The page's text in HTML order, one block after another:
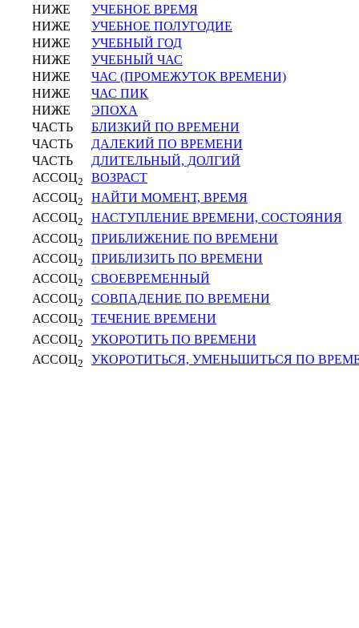
НИЖЕ
УЧЕБНОЕ ВРЕМЯ
НИЖЕ
УЧЕБНОЕ ПОЛУГОДИЕ
НИЖЕ
УЧЕБНЫЙ ГОД
НИЖЕ
УЧЕБНЫЙ ЧАС
НИЖЕ
ЧАС (ПРОМЕЖУТОК ВРЕМЕНИ)
НИЖЕ
ЧАС ПИК
НИЖЕ
ЭПОХА
ЧАСТЬ
БЛИЗКИЙ ПО ВРЕМЕНИ
ЧАСТЬ
ДАЛЕКИЙ ПО ВРЕМЕНИ
ЧАСТЬ
ДЛИТЕЛЬНЫЙ, ДОЛГИЙ
АССОЦ2
ВОЗРАСТ
АССОЦ2
НАЙТИ МОМЕНТ, ВРЕМЯ
АССОЦ2
НАСТУПЛЕНИЕ ВРЕМЕНИ, СОСТОЯНИЯ
АССОЦ2
ПРИБЛИЖЕНИЕ ПО ВРЕМЕНИ
АССОЦ2
ПРИБЛИЗИТЬ ПО ВРЕМЕНИ
АССОЦ2
СВОЕВРЕМЕННЫЙ
АССОЦ2
СОВПАДЕНИЕ ПО ВРЕМЕНИ
АССОЦ2
ТЕЧЕНИЕ ВРЕМЕНИ
АССОЦ2
УКОРОТИТЬ ПО ВРЕМЕНИ
АССОЦ2 УКОРОТИТЬСЯ, УМЕНЬШИТЬСЯ ПО